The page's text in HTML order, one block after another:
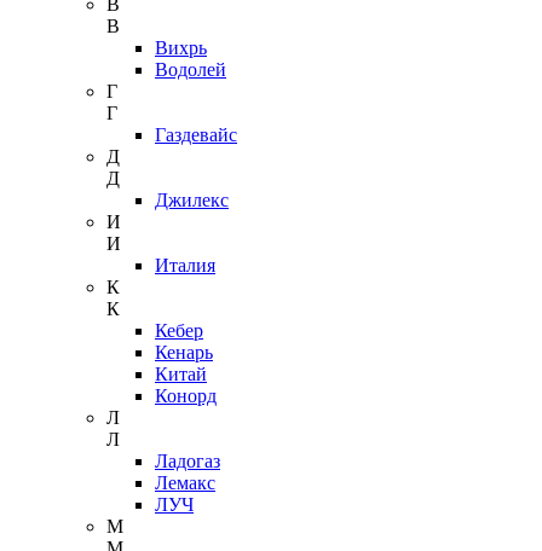
В
В
Вихрь
Водолей
Г
Г
Газдевайс
Д
Д
Джилекс
И
И
Италия
К
К
Кебер
Кенарь
Китай
Конорд
Л
Л
Ладогаз
Лемакс
ЛУЧ
М